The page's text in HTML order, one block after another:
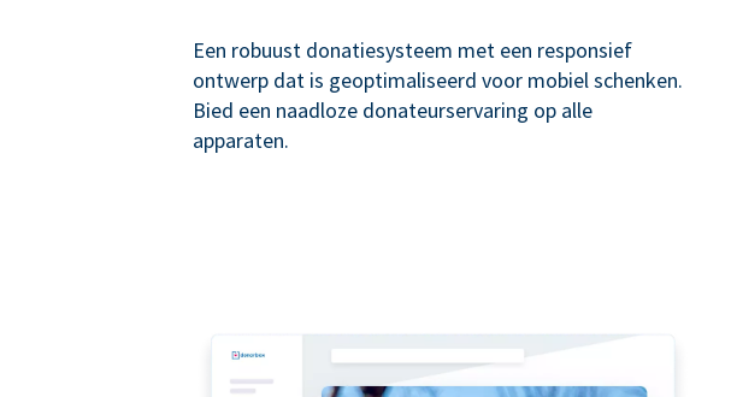
Een robuust donatiesysteem met een responsief
ontwerp dat is geoptimaliseerd voor mobiel schenken.
Bied een naadloze donateurservaring op alle
apparaten.